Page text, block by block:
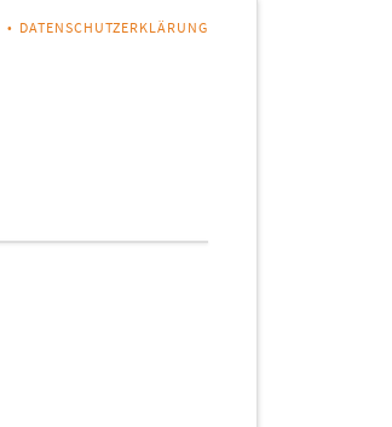
DATENSCHUTZERKLÄRUNG